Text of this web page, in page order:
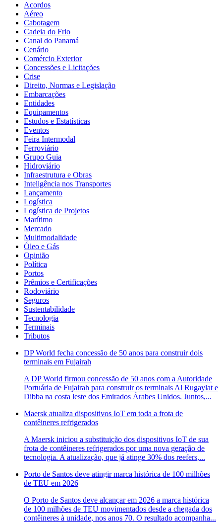
Acordos
Aéreo
Cabotagem
Cadeia do Frio
Canal do Panamá
Cenário
Comércio Exterior
Concessões e Licitações
Crise
Direito, Normas e Legislação
Embarcações
Entidades
Equipamentos
Estudos e Estatísticas
Eventos
Feira Intermodal
Ferroviário
Grupo Guia
Hidroviário
Infraestrutura e Obras
Inteligência nos Transportes
Lançamento
Logística
Logística de Projetos
Marítimo
Mercado
Multimodalidade
Óleo e Gás
Opinião
Política
Portos
Prêmios e Certificações
Rodoviário
Seguros
Sustentabilidade
Tecnologia
Terminais
Tributos
DP World fecha concessão de 50 anos para construir dois
terminais em Fujairah
A DP World firmou concessão de 50 anos com a Autoridade
Portuária de Fujairah para construir os terminais Al Rugaylat e
Dibba na costa leste dos Emirados Árabes Unidos. Juntos,...
Maersk atualiza dispositivos IoT em toda a frota de
contêineres refrigerados
A Maersk iniciou a substituição dos dispositivos IoT de sua
frota de contêineres refrigerados por uma nova geração de
tecnologia. A atualização, que já atinge 30% dos reefers,...
Porto de Santos deve atingir marca histórica de 100 milhões
de TEU em 2026
O Porto de Santos deve alcançar em 2026 a marca histórica
de 100 milhões de TEU movimentados desde a chegada dos
contêineres à unidade, nos anos 70. O resultado acompanha...